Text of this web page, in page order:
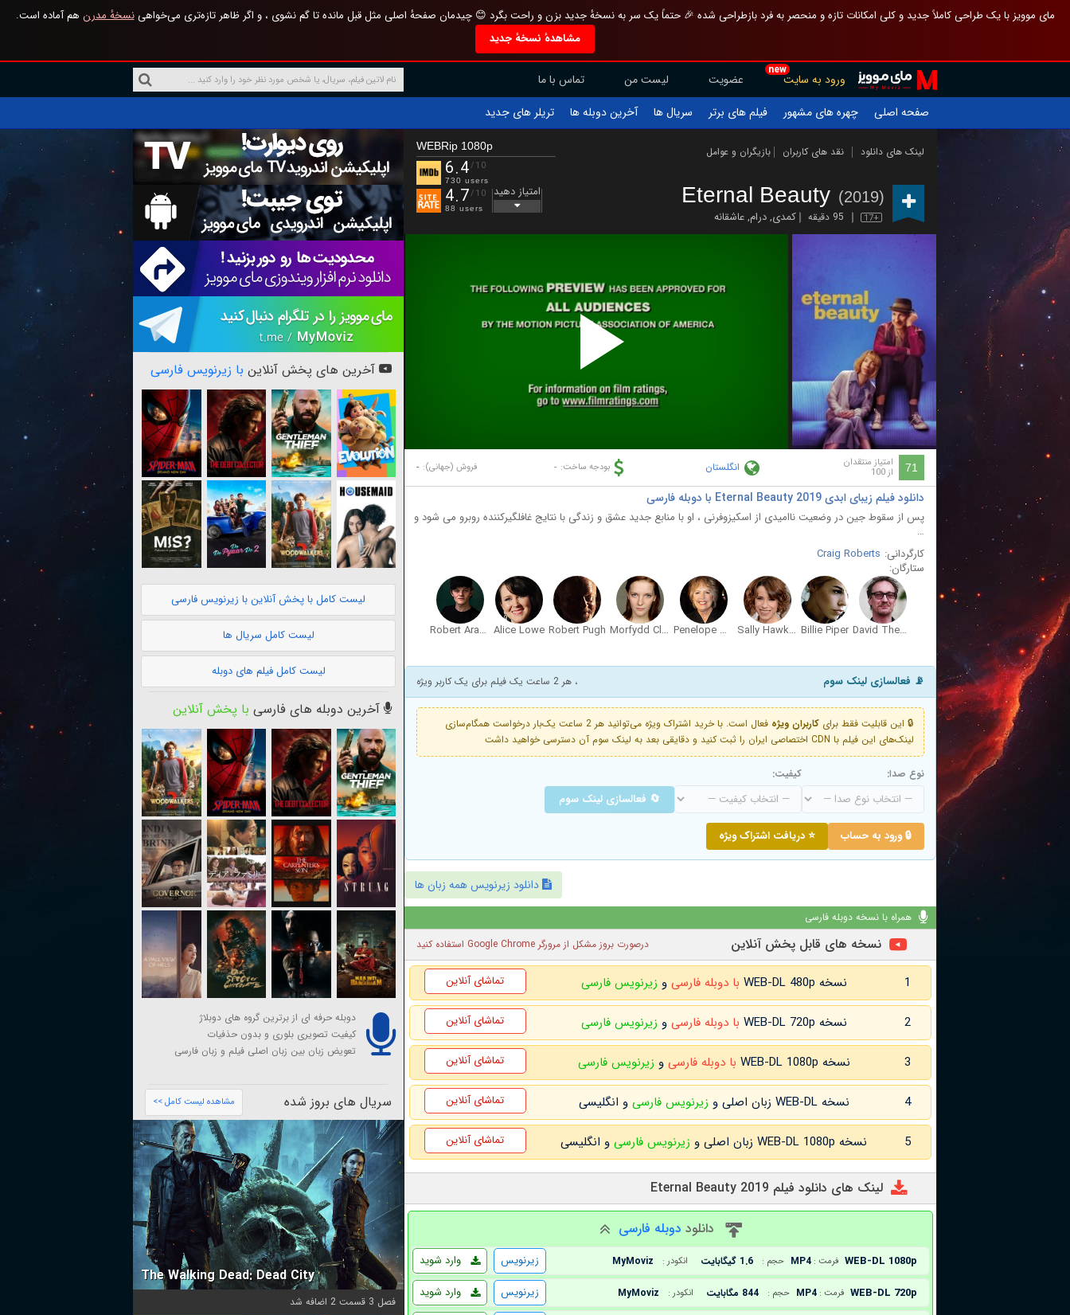
مای موویز با یک طراحی کاملاً جدید و کلی امکانات تازه و منحصر به فرد بازطراحی شده 🎉 حتماً یک سر به نسخهٔ جدید بزن و راحت بگرد 😊 چیدمان صفحهٔ اصلی مثل قبل مانده تا گم نشوی ، و اگر ظاهر تازه‌تری می‌خواهینسخهٔ مدرن هم آماده است.
مشاهدهٔ نسخهٔ جدید
new
ورود به سایت عضویت لیست من
تماس با ما
صفحه اصلی
چهره های مشهور فیلم های برتر سریال ها آخرین دوبله ها تریلر های جدید
لینک های دانلود نقد های کاربران بازیگران و عوامل
Eternal Beauty (2019)
17+ 95 دقیقه کمدی,درام,عاشقانه
WEBRip 1080p
6.4/10
730 users
4.7/10
88 users
امتیاز دهید
Play
Video
71 امتیاز منتقدان
از 100 انگلستان بودجه ساخت: - فروش (جهانی): -
دانلود فیلم زیبای ابدی Eternal Beauty 2019 با دوبله فارسی
پس از سقوط جین در وضعیت ناامیدی از اسکیزوفرنی ، او با منابع جدید عشق و زندگی با نتایج غافلگیرکننده روبرو می شود و
…
کارگردانی: Craig Roberts
ستارگان:
David Thewlis
Billie Piper
Sally Hawkins
Penelope Wilton
Morfydd Clark
Robert Pugh
Alice Lowe
Robert Aramayo
📡 فعالسازی لینک سوم ، هر 2 ساعت یک فیلم برای یک کاربر ویژه
🔒 این قابلیت فقط برای کاربران ویژه
فعال است. با خرید اشتراک ویژه می‌توانید هر 2 ساعت یک‌بار درخواست همگام‌سازی
لینک‌های این فیلم با CDN اختصاصی ایران را ثبت کنید و دقایقی بعد به لینک سوم آن دسترسی خواهید داشت
نوع صدا: کیفیت:
🔄 فعالسازی لینک سوم
🔒 ورود به حساب ⭐ دریافت اشتراک ویژه
دانلود زیرنویس همه زبان ها
همراه با نسخه دوبله فارسی
نسخه های قابل پخش آنلاین درصورت بروز مشکل از مرورگر Google Chrome استفاده کنید
1 نسخه WEB-DL 480p با دوبله فارسی و زیرنویس فارسی تماشای آنلاین
2 نسخه WEB-DL 720p با دوبله فارسی و زیرنویس فارسی تماشای آنلاین
3 نسخه WEB-DL 1080p با دوبله فارسی و زیرنویس فارسی تماشای آنلاین
4 نسخه WEB-DL زبان اصلی و زیرنویس فارسی و انگلیسی تماشای آنلاین
5 نسخه WEB-DL 1080p زبان اصلی و زیرنویس فارسی و انگلیسی تماشای آنلاین
لینک های دانلود فیلم Eternal Beauty 2019
دانلود دوبله فارسی
WEB-DL 1080p فرمت : MP4 حجم : 1.6 گیگابایت انکودر : MyMoviz وارد شوید
زیرنویس
WEB-DL 720p فرمت : MP4 حجم : 844 مگابایت انکودر : MyMoviz وارد شوید
زیرنویس
آخرین های پخش آنلاین با زیرنویس فارسی
لیست کامل با پخش آنلاین با زیرنویس فارسی
لیست کامل سریال ها
لیست کامل فیلم های دوبله
آخرین دوبله های فارسی با پخش آنلاین
دوبله حرفه ای از برترین گروه های دوبلاژ
کیفیت تصویری بلوری و بدون حذفیات
تعویض زبان بین زبان اصلی فیلم و زبان فارسی
سریال های بروز شده مشاهده لیست کامل >>
The Walking Dead: Dead City
فصل 3 قسمت 2 اضافه شد